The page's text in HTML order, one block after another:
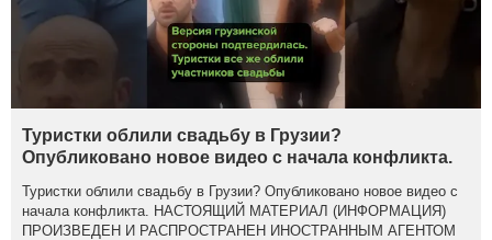
Туристки облили свадьбу в Грузии?
Опубликовано новое видео с начала конфликта.
Туристки облили свадьбу в Грузии? Опубликовано новое видео с
начала конфликта. НАСТОЯЩИЙ МАТЕРИАЛ (ИНФОРМАЦИЯ)
ПРОИЗВЕДЕН И РАСПРОСТРАНЕН ИНОСТРАННЫМ АГЕНТОМ